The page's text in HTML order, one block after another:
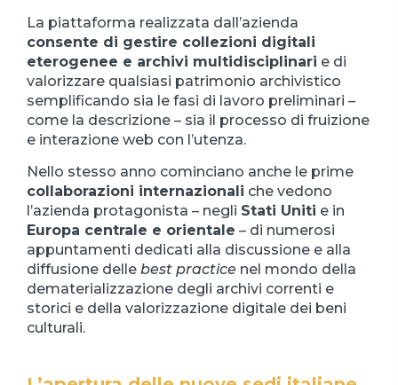
La piattaforma realizzata dall’azienda
consente di gestire collezioni digitali
eterogenee e archivi multidisciplinari e di
valorizzare qualsiasi patrimonio archivistico
semplificando sia le fasi di lavoro preliminari –
come la descrizione – sia il processo di fruizione
e interazione web con l’utenza.
Nello stesso anno cominciano anche le prime
collaborazioni internazionali che vedono
l’azienda protagonista – negli Stati Uniti e in
Europa centrale e orientale – di numerosi
appuntamenti dedicati alla discussione e alla
diffusione delle best practice nel mondo della
dematerializzazione degli archivi correnti e
storici e della valorizzazione digitale dei beni
culturali.